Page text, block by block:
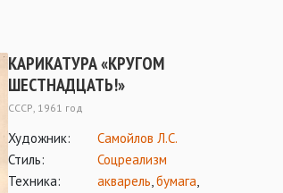
КАРИКАТУРА «КРУГОМ
ШЕСТНАДЦАТЬ!»
СССР, 1961 год
Художник:
Самойлов Л.С.
Стиль:
Соцреализм
Техника:
акварель,бумага,